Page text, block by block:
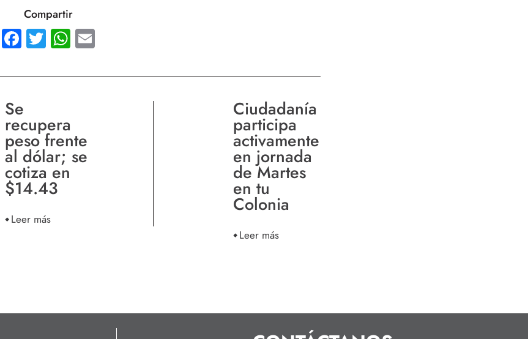
Compartir
Facebook
TwitterWhatsApp
Se
recupera
peso frente
al dólar; se
cotiza en
$14.43
Leer más
Ciudadanía
participa
activamente
en jornada
de Martes
en tu
Colonia
Leer más